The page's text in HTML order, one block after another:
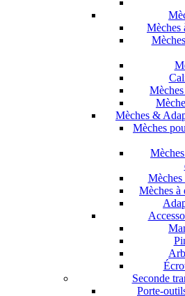
Mèches
Mèches &
Mèches
Mèches à
Seconde
Porte-